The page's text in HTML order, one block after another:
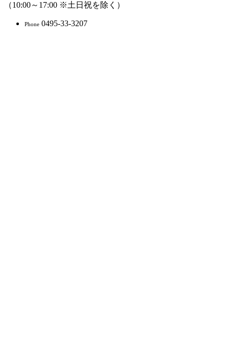
（10:00～17:00 ※土日祝を除く）
Phone 0495-33-3207